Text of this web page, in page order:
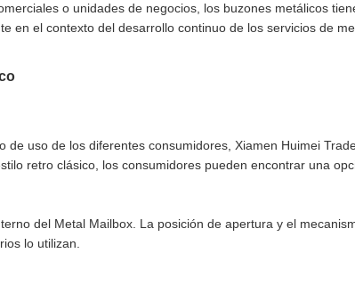
o unidades de negocios, los buzones metálicos
en el contexto del desarrollo continuo de los servicios de
de uso de los diferentes consumidores, Xiamen Huimei
retro clásico, los consumidores pueden encontrar una
del Metal Mailbox. La posición de apertura y el
lo utilizan.